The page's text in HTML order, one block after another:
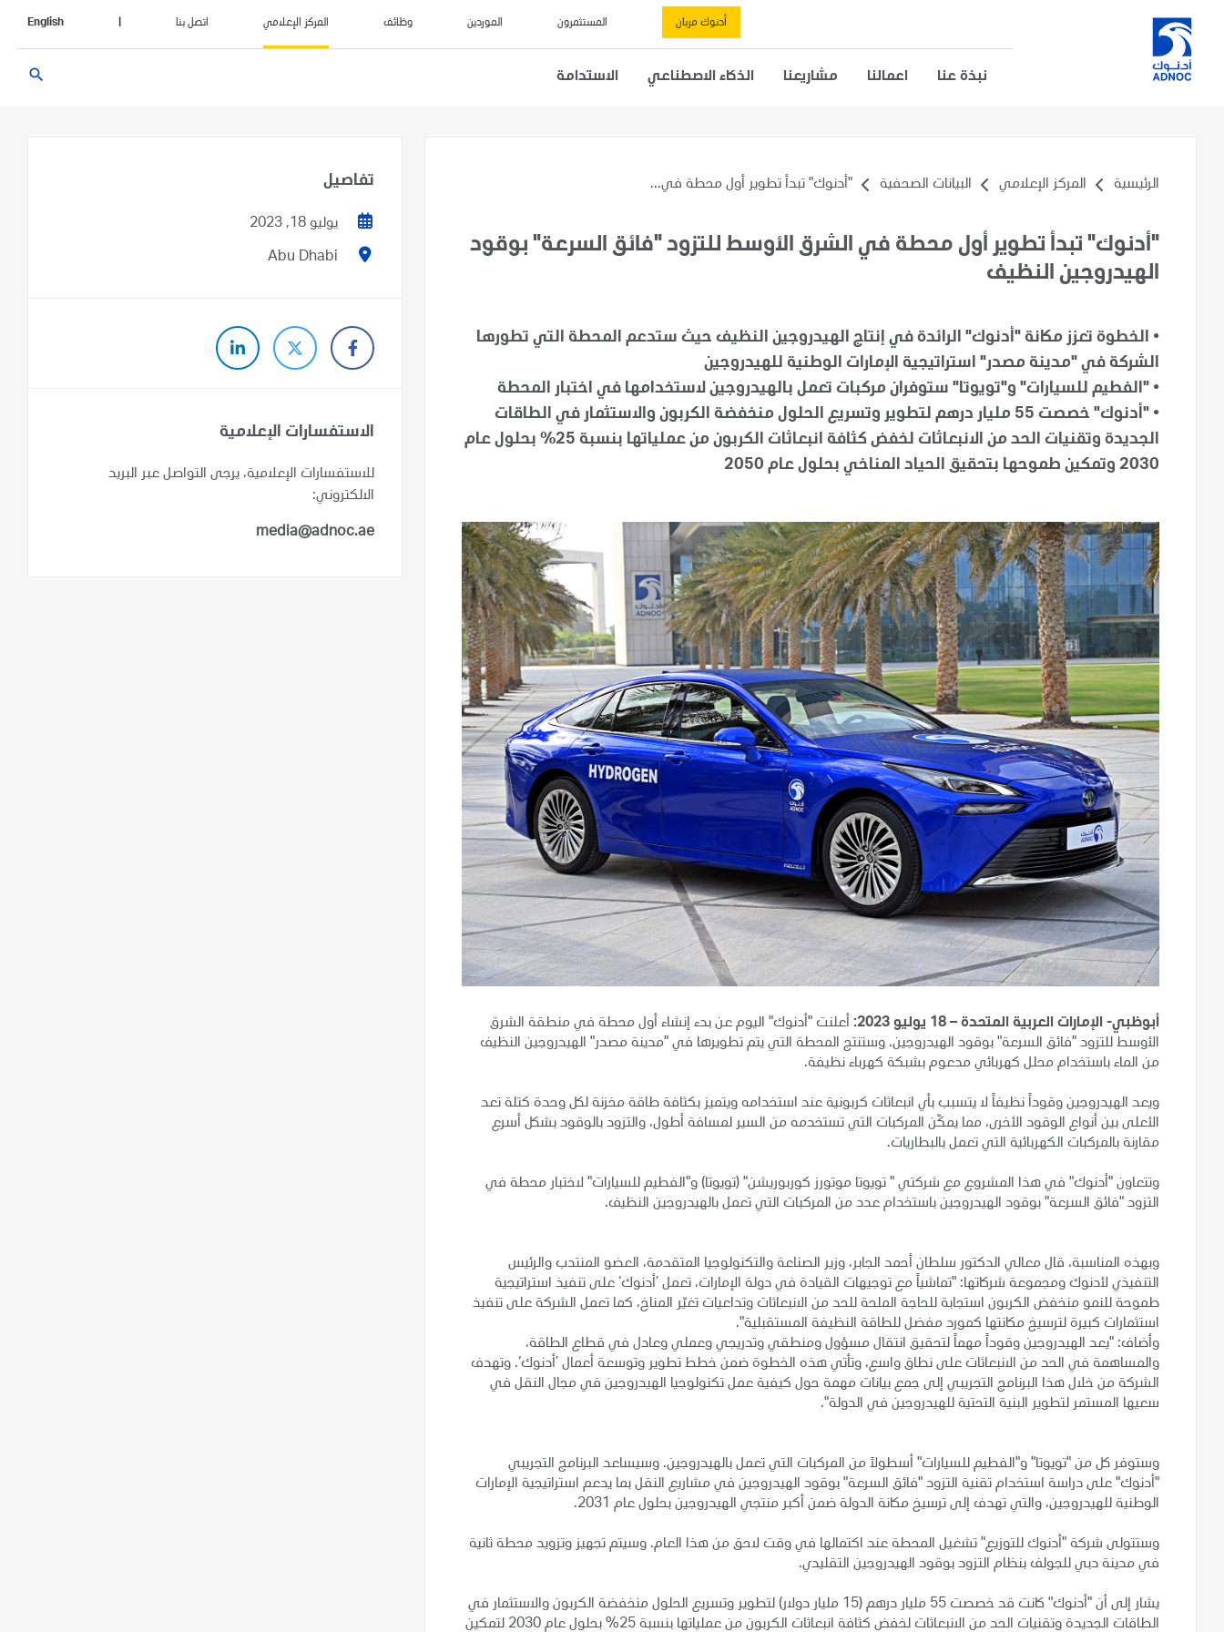
أدنوك مربان المستثمرون الموردين وظائف المركز الإعلامي اتصل بنا English
نبذة عنا اعمالنا مشاريعنا الذكاء الاصطناعي الاستدامة search
الرئيسية المركز الإعلامي البيانات الصحفية "أدنوك" تبدأ تطوير أول محطة في...
"أدنوك" تبدأ تطوير أول محطة في الشرق الأوسط للتزود "فائق السرعة" بوقود
الهيدروجين النظيف
• الخطوة تعزز مكانة "أدنوك" الرائدة في إنتاج الهيدروجين النظيف حيث ستدعم المحطة التي تطورها
الشركة في "مدينة مصدر" استراتيجية الإمارات الوطنية للهيدروجين
• "الفطيم للسيارات" و"تويوتا" ستوفران مركبات تعمل بالهيدروجين لاستخدامها في اختبار المحطة
•
"أدنوك" خصصت 55 مليار درهم لتطوير وتسريع الحلول منخفضة الكربون والاستثمار في الطاقات
الجديدة وتقنيات الحد من الانبعاثات لخفض كثافة انبعاثات الكربون من عملياتها بنسبة 25% بحلول عام
2030 وتمكين طموحها بتحقيق الحياد المناخي بحلول عام 2050
أبوظبي- الإمارات العربية المتحدة – 18 يوليو 2023:
أعلنت "أدنوك" اليوم عن بدء إنشاء أول محطة في منطقة الشرق
الأوسط للتزود "فائق السرعة" بوقود الهيدروجين. وستنتج المحطة التي يتم تطويرها في "مدينة مصدر" الهيدروجين النظيف
من الماء باستخدام محلل كهربائي مدعوم بشبكة كهرباء نظيفة.
ويعد الهيدروجين وقوداً نظيفاً لا يتسبب بأي انبعاثات كربونية عند استخدامه ويتميز بكثافة طاقة مخزنة لكل وحدة كتلة تعد
الأعلى بين أنواع الوقود الأخرى، مما يمكّن المركبات التي تستخدمه من السير لمسافة أطول، والتزود بالوقود بشكل أسرع
مقارنة بالمركبات الكهربائية التي تعمل بالبطاريات.
وتتعاون "أدنوك" في هذا المشروع مع شركتي " تويوتا موتورز كوربوريشن" (تويوتا) و"الفطيم للسيارات" لاختبار محطة في
التزود "فائق السرعة" بوقود الهيدروجين باستخدام عدد من المركبات التي تعمل بالهيدروجين النظيف.
وبهذه المناسبة، قال معالي الدكتور سلطان أحمد الجابر، وزير الصناعة والتكنولوجيا المتقدمة، العضو المنتدب والرئيس
التنفيذي لأدنوك ومجموعة شركاتها: "تماشياً مع توجيهات القيادة في دولة الإمارات، تعمل ’أدنوك‘ على تنفيذ استراتيجية
طموحة للنمو منخفض الكربون استجابة للحاجة الملحة للحد من الانبعاثات وتداعيات تغيّر المناخ، كما تعمل الشركة على تنفيذ
استثمارات كبيرة لترسيخ مكانتها كمورد مفضل للطاقة النظيفة المستقبلية".
وأضاف: "يعد الهيدروجين وقوداً مهماً لتحقيق انتقال مسؤول ومنطقي وتدريجي وعملي وعادل في قطاع الطاقة،
والمساهمة في الحد من الانبعاثات على نطاق واسع، وتأتي هذه الخطوة ضمن خطط تطوير وتوسعة أعمال ’أدنوك‘. وتهدف
الشركة من خلال هذا البرنامج التجريبي إلى جمع بيانات مهمة حول كيفية عمل تكنولوجيا الهيدروجين في مجال النقل في
سعيها المستمر لتطوير البنية التحتية للهيدروجين في الدولة".
وستوفر كل من "تويوتا" و"الفطيم للسيارات" أسطولاً من المركبات التي تعمل بالهيدروجين. وسيساعد البرنامج التجريبي
"أدنوك" على دراسة استخدام تقنية التزود "فائق السرعة" بوقود الهيدروجين في مشاريع النقل بما يدعم استراتيجية الإمارات
الوطنية للهيدروجين، والتي تهدف إلى ترسيخ مكانة الدولة ضمن أكبر منتجي الهيدروجين بحلول عام 2031.
وستتولى شركة "أدنوك للتوزيع" تشغيل المحطة عند اكتمالها في وقت لاحق من هذا العام. وسيتم تجهيز وتزويد محطة ثانية
في مدينة دبي للجولف بنظام التزود بوقود الهيدروجين التقليدي.
يشار إلى أن "أدنوك" كانت قد خصصت 55 مليار درهم (15 مليار دولار) لتطوير وتسريع الحلول منخفضة الكربون والاستثمار في
الطاقات الجديدة وتقنيات الحد من الانبعاثات لخفض كثافة انبعاثات الكربون من عملياتها بنسبة 25% بحلول عام 2030 لتمكين
تفاصيل
يوليو 18, 2023
Abu Dhabi
الاستفسارات الإعلامية
للاستفسارات الإعلامية، يرجى التواصل عبر البريد
الالكتروني:
media@adnoc.ae